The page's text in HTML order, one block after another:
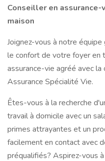
Conseiller en
maison
Joignez-vous à notre
le confort de votre foyer en
assurance-vie agréé avec
Assurance Spécialité Vie.
Êtes-vous à la recherche
travail à domicile avec un
primes attrayantes et un
facilement en contact avec
préqualifiés? Aspirez-vous